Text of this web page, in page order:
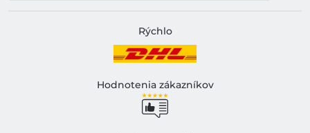
Rýchlo
Hodnotenia zákazníkov